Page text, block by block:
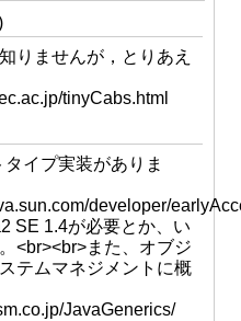
りませんが，とりあえ
tinyCabs.html
イプ実装がありま
developer/
SE 1.4が必要とか、い
<br><br>また、オブジ
テムマネジメントに概
JavaGenerics/